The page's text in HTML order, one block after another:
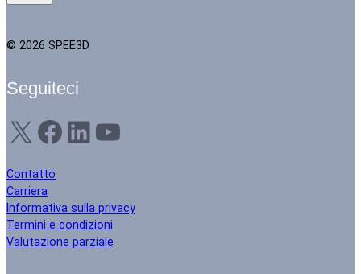
© 2026 SPEE3D
Seguiteci
X Facebook LinkedIn YouTube
Contatto
Carriera
Informativa sulla privacy
Termini e condizioni
Valutazione parziale